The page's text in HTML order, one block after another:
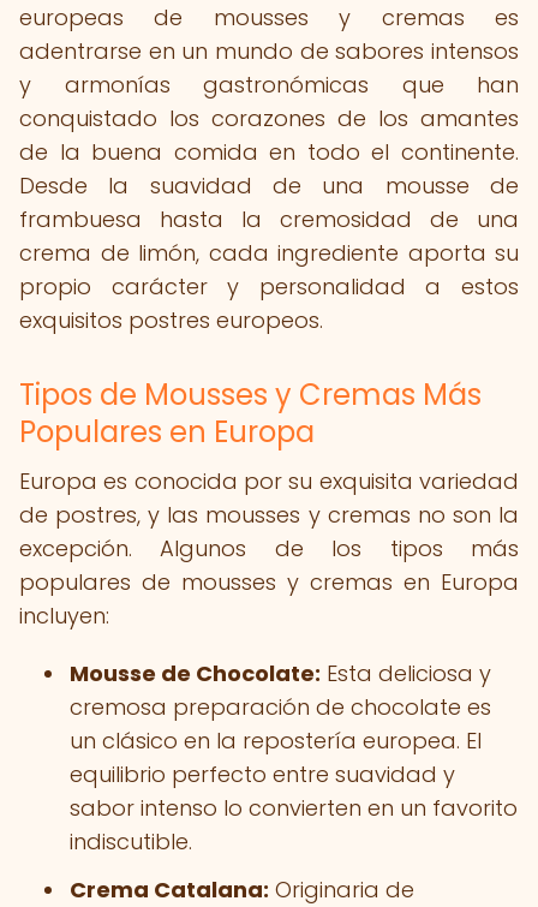
europeas de mousses y cremas es
adentrarse en un mundo de sabores intensos
y armonías gastronómicas que han
conquistado los corazones de los amantes
de la buena comida en todo el continente.
Desde la suavidad de una mousse de
frambuesa hasta la cremosidad de una
crema de limón, cada ingrediente aporta su
propio carácter y personalidad a estos
exquisitos postres europeos.
Tipos de Mousses y Cremas Más
Populares en Europa
Europa es conocida por su exquisita variedad
de postres, y las mousses y cremas no son la
excepción. Algunos de los tipos más
populares de mousses y cremas en Europa
incluyen:
Mousse de Chocolate: Esta deliciosa y
cremosa preparación de chocolate es
un clásico en la repostería europea. El
equilibrio perfecto entre suavidad y
sabor intenso lo convierten en un favorito
indiscutible.
Crema Catalana: Originaria de